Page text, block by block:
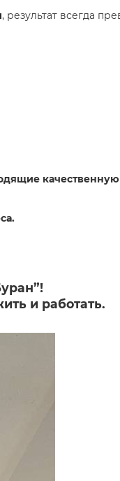
, результат всегда
качественную
и работать.